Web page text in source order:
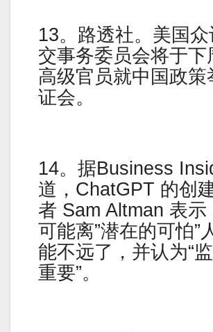
13。路透社。美国
交事务委员会将于下
高级官员就中国政策
证会。
14。据Business
道，ChatGPT 的创
者 Sam Altman 表示
可能离”潜在的可怕”
能不远了，并认为“
重要”。